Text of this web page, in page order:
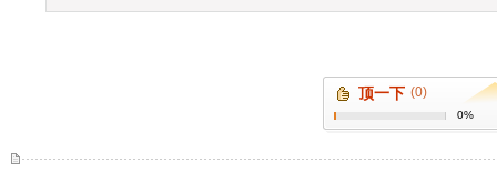
顶一下 (0)
0%